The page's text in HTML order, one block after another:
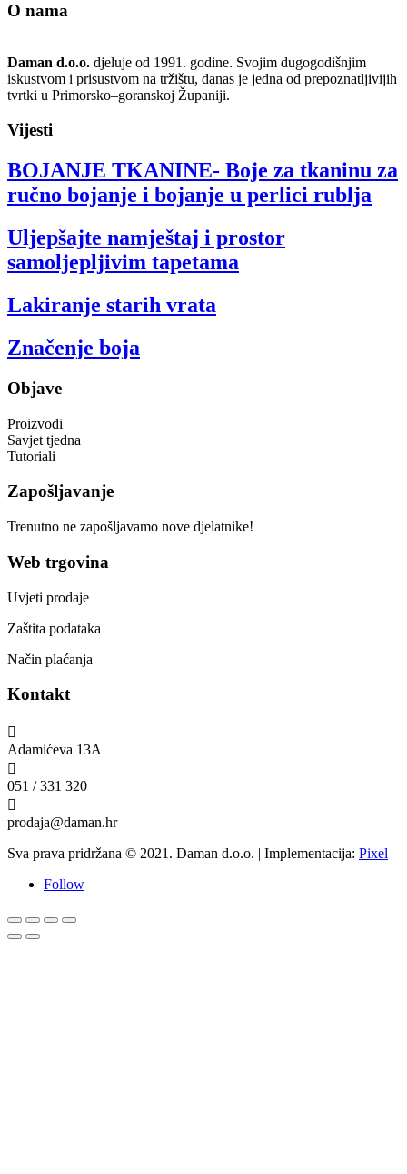
O nama
Daman d.o.o. djeluje od 1991. godine. Svojim dugogodišnjim
iskustvom i prisustvom na tržištu, danas je jedna od prepoznatljivijih
tvrtki u Primorsko–goranskoj Županiji.
Vijesti
BOJANJE TKANINE- Boje za tkaninu za
ručno bojanje i bojanje u perlici rublja
Uljepšajte namještaj i prostor
samoljepljivim tapetama
Lakiranje starih vrata
Značenje boja
Objave
Proizvodi
Savjet tjedna
Tutoriali
Zapošljavanje
Trenutno ne zapošljavamo nove djelatnike!
Web trgovina
Uvjeti prodaje
Zaštita podataka
Način plaćanja
Kontakt

Adamićeva 13A

051 / 331 320

prodaja@daman.hr
Sva prava pridržana © 2021. Daman d.o.o. | Implementacija: Pixel
Follow